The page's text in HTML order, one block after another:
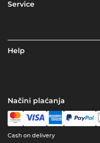
Service
Help
Načini plaćanja
Cash on delivery